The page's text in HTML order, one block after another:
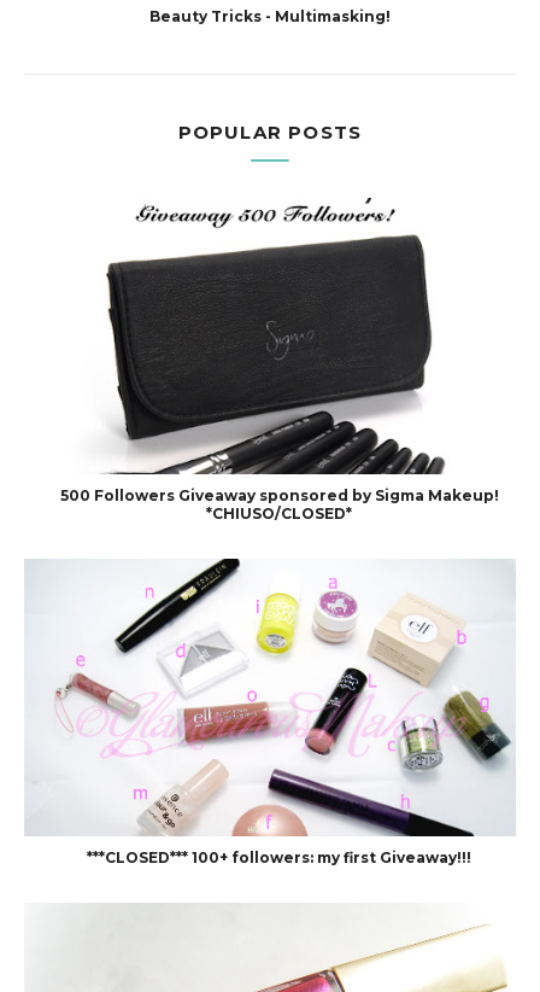
Beauty Tricks - Multimasking!
POPULAR POSTS
500 Followers Giveaway sponsored by Sigma Makeup!
*CHIUSO/CLOSED*
***CLOSED*** 100+ followers: my first Giveaway!!!